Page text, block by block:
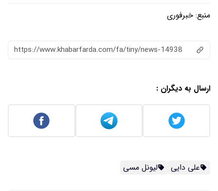
منبع: خبرفوری
https://www.khabarfarda.com/fa/tiny/news-14938
ارسال به دیگران :
علی دایی لیونل مسی